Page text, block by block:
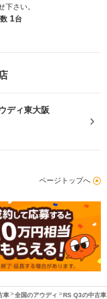
下さい。
1台
ディ東大阪
ページトップへ
車 全国のアウディ RS Q3の中古車